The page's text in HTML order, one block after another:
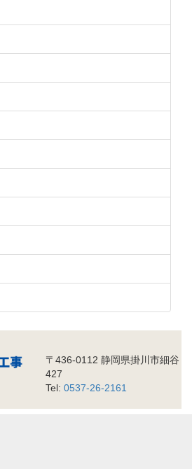
〒436-0112 静岡県掛川市細谷
427
Tel: 0537-26-2161